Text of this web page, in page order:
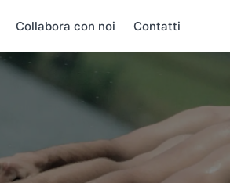
Collabora con noi Contatti